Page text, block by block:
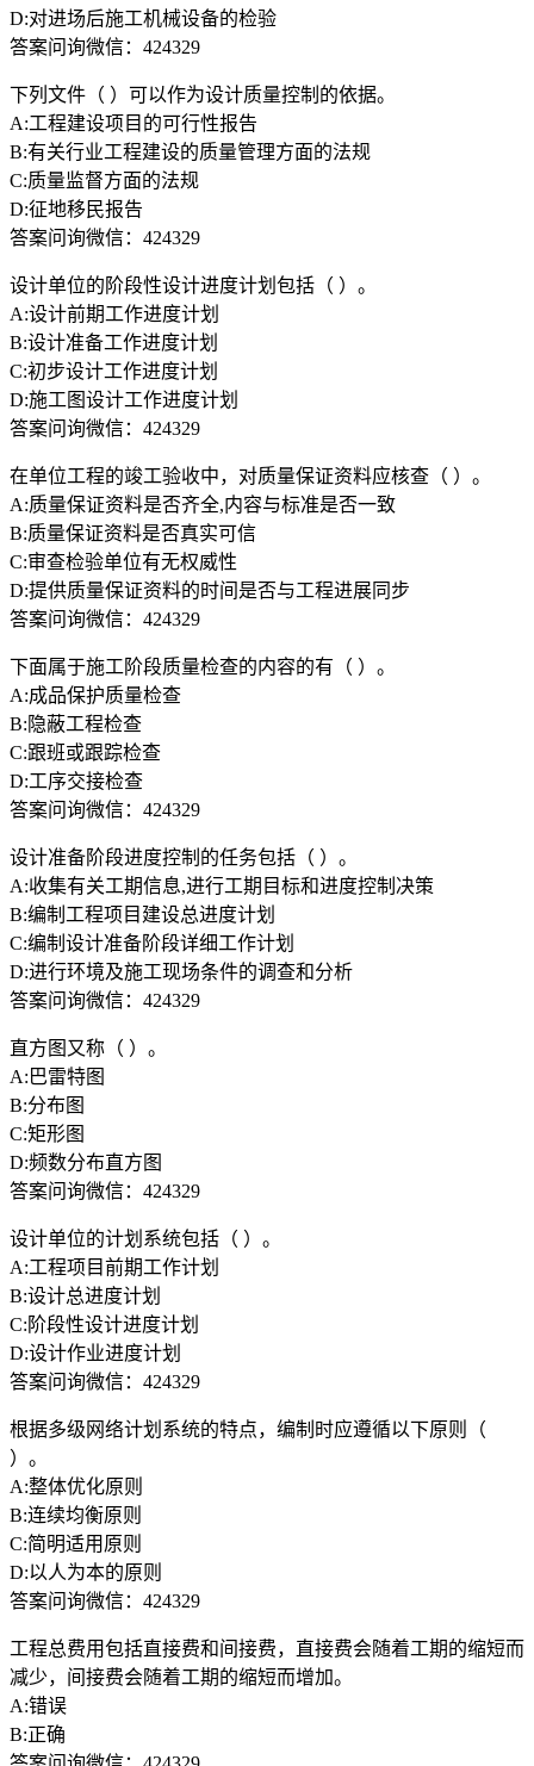
D:对进场后施工机械设备的检验
答案问询微信：424329
下列文件（ ）可以作为设计质量控制的依据。
A:工程建设项目的可行性报告
B:有关行业工程建设的质量管理方面的法规
C:质量监督方面的法规
D:征地移民报告
答案问询微信：424329
设计单位的阶段性设计进度计划包括（ ）。
A:设计前期工作进度计划
B:设计准备工作进度计划
C:初步设计工作进度计划
D:施工图设计工作进度计划
答案问询微信：424329
在单位工程的竣工验收中，对质量保证资料应核查（ ）。
A:质量保证资料是否齐全,内容与标准是否一致
B:质量保证资料是否真实可信
C:审查检验单位有无权威性
D:提供质量保证资料的时间是否与工程进展同步
答案问询微信：424329
下面属于施工阶段质量检查的内容的有（ ）。
A:成品保护质量检查
B:隐蔽工程检查
C:跟班或跟踪检查
D:工序交接检查
答案问询微信：424329
设计准备阶段进度控制的任务包括（ ）。
A:收集有关工期信息,进行工期目标和进度控制决策
B:编制工程项目建设总进度计划
C:编制设计准备阶段详细工作计划
D:进行环境及施工现场条件的调查和分析
答案问询微信：424329
直方图又称（ ）。
A:巴雷特图
B:分布图
C:矩形图
D:频数分布直方图
答案问询微信：424329
设计单位的计划系统包括（ ）。
A:工程项目前期工作计划
B:设计总进度计划
C:阶段性设计进度计划
D:设计作业进度计划
答案问询微信：424329
根据多级网络计划系统的特点，编制时应遵循以下原则（
）。
A:整体优化原则
B:连续均衡原则
C:简明适用原则
D:以人为本的原则
答案问询微信：424329
工程总费用包括直接费和间接费，直接费会随着工期的缩短而
减少，间接费会随着工期的缩短而增加。
A:错误
B:正确